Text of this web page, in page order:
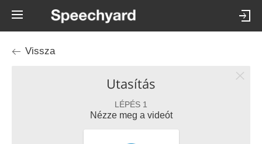
Vissza
Utasítás
LÉPÉS 1
Nézze meg a videót